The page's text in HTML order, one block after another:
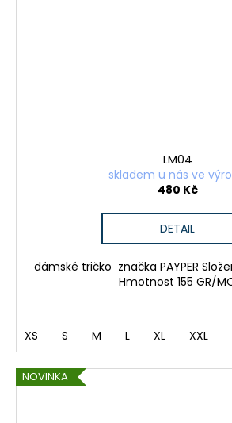
LM04
skladem u nás ve
480 Kč
DETAIL
dámské tričko značka PAYPER
Hmotnost 155 GR/
XS S M L XL XXL
NOVINKA